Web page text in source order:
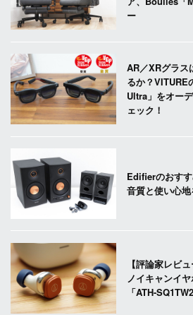
ー
AR／XRグラス
るか？VITURE
Ultra」をオー
ェック！
Edifierのおす
音質と使い心
【評論家レビ
ノイキャンイ
「ATH-